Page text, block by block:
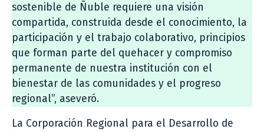
sostenible de Ñuble requiere una visión
compartida, construida desde el conocimiento, la
participación y el trabajo colaborativo, principios
que forman parte del quehacer y compromiso
permanente de nuestra institución con el
bienestar de las comunidades y el progreso
regional”, aseveró.
La Corporación Regional para el Desarrollo de